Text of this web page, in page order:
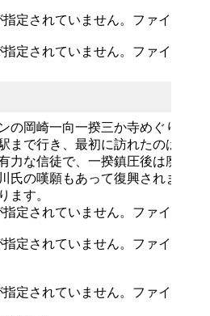
の岡崎一向一揆三か寺めぐりです
まで行き、最初に訪れたのは針崎
力な信徒で、一揆鎮圧後は廃され
氏の嘆願もあって復興されました
ます。